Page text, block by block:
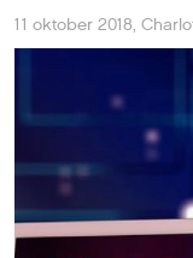
11 oktober 2018,